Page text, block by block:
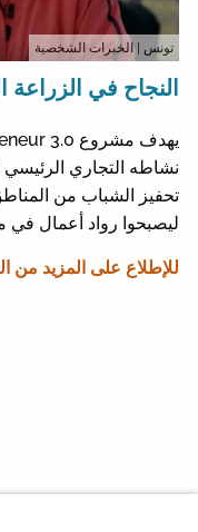
تونس | الخبرات الشخصية
النجاح في الزراعة
نشاطه التجاري
تحفيز الشباب من
ليصبحوا رواد أعمال في
للإطلاع على المزيد من